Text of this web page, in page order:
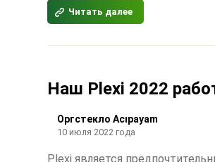
Читать далее
Наш Plexi 2022
Оргстекло Acıpayam
10 июля 2022 года
Plexi является